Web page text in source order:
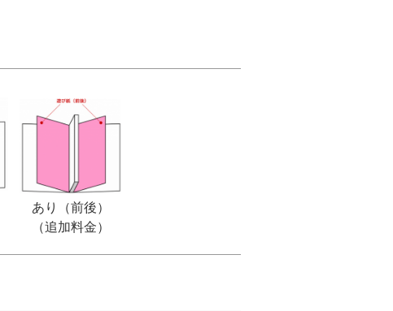
あり（前後）
（追加料金）